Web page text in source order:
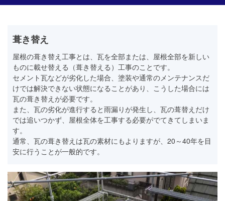
葺き替え
屋根の葺き替え工事とは、瓦を全部または、屋根全部を新しい
ものに載せ替える（葺き替える）工事のことです。
セメント瓦などが劣化した場合、塗装や通常のメンテナンスだ
けでは解決できない状態になることがあり、こうした場合には
瓦の葺き替えが必要です。
また、瓦の劣化が進行すると雨漏りが発生し、瓦の葺替えだけ
では追いつかず、屋根全体を工事する必要がでてきてしまいま
す。
通常、瓦の葺き替えは瓦の素材にもよりますが、20～40年を目
安に行うことが一般的です。